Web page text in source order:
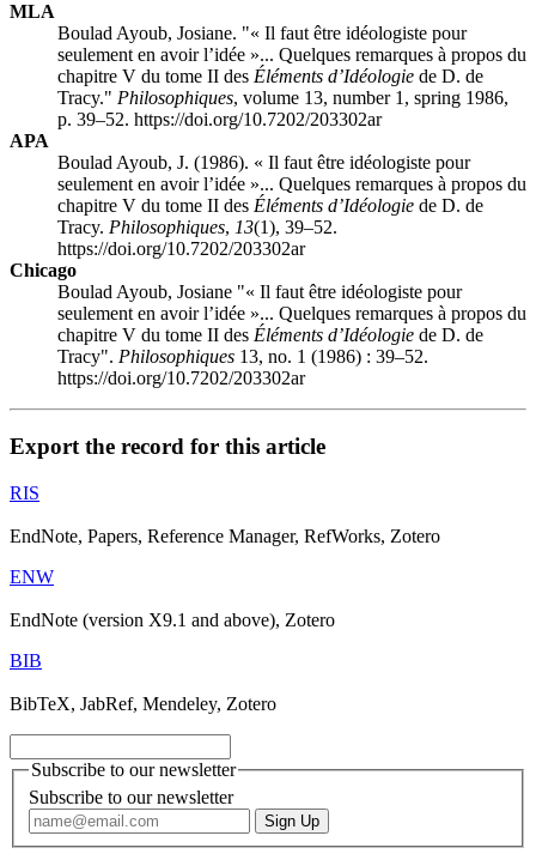
MLA
Boulad Ayoub, Josiane. "« Il faut être idéologiste pour
seulement en avoir l’idée »... Quelques remarques à propos du
chapitre V du tome II des Éléments d’Idéologie de D. de
Tracy." Philosophiques, volume 13, number 1, spring 1986,
p. 39–52. https://doi.org/10.7202/203302ar
APA
Boulad Ayoub, J. (1986). « Il faut être idéologiste pour
seulement en avoir l’idée »... Quelques remarques à propos du
chapitre V du tome II des Éléments d’Idéologie de D. de
Tracy. Philosophiques, 13(1), 39–52.
https://doi.org/10.7202/203302ar
Chicago
Boulad Ayoub, Josiane "« Il faut être idéologiste pour
seulement en avoir l’idée »... Quelques remarques à propos du
chapitre V du tome II des Éléments d’Idéologie de D. de
Tracy". Philosophiques 13, no. 1 (1986) : 39–52.
https://doi.org/10.7202/203302ar
Export the record for this article
RIS
EndNote, Papers, Reference Manager, RefWorks, Zotero
ENW
EndNote (version X9.1 and above), Zotero
BIB
BibTeX, JabRef, Mendeley, Zotero
Subscribe to our newsletter
Subscribe to our newsletter